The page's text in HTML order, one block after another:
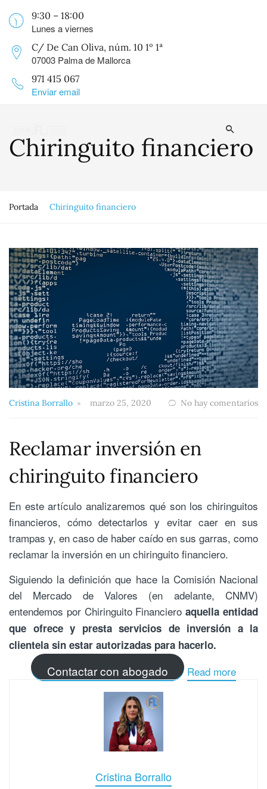
9:30 – 18:00
Lunes a viernes
C/ De Can Oliva, núm. 10 1º 1ª
07003 Palma de Mallorca
971 415 067
Enviar email
Chiringuito financiero
Portada Chiringuito financiero
Cristina Borrallo marzo 25, 2020 No hay comentarios
Reclamar inversión en
chiringuito financiero
En este artículo analizaremos qué son los chiringuitos
financieros, cómo detectarlos y evitar caer en sus
trampas y, en caso de haber caído en sus garras, como
reclamar la inversión en un chiringuito financiero.
Siguiendo la definición que hace la Comisión Nacional
del Mercado de Valores (en adelante, CNMV)
entendemos por Chiringuito Financieroaquella entidad
que ofrece y presta servicios de inversión a la
clientela sin estar autorizadas para hacerlo.
Contactar con abogado Read more
Cristina Borrallo